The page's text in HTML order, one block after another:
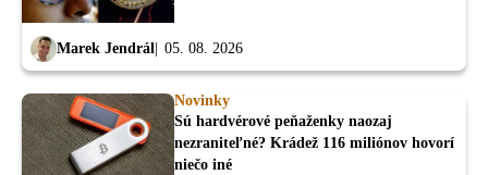
Marek Jendrál 05. 08. 2026
Novinky
Sú hardvérové peňaženky naozaj
nezraniteľné? Krádež 116 miliónov hovorí
niečo iné